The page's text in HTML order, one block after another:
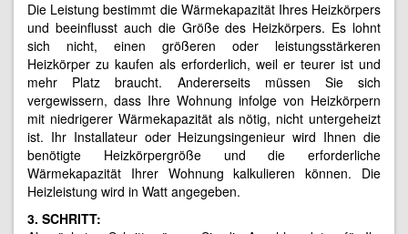
Die Leistung bestimmt die Wärmekapazität Ihres Heizkörpers
und beeinflusst auch die Größe des Heizkörpers. Es lohnt
sich nicht, einen größeren oder leistungsstärkeren
Heizkörper zu kaufen als erforderlich, weil er teurer ist und
mehr Platz braucht. Andererseits müssen Sie sich
vergewissern, dass Ihre Wohnung infolge von Heizkörpern
mit niedrigerer Wärmekapazität als nötig, nicht untergeheizt
ist. Ihr Installateur oder Heizungsingenieur wird Ihnen die
benötigte Heizkörpergröße und die erforderliche
Wärmekapazität Ihrer Wohnung kalkulieren können. Die
Heizleistung wird in Watt angegeben.
3. SCHRITT: